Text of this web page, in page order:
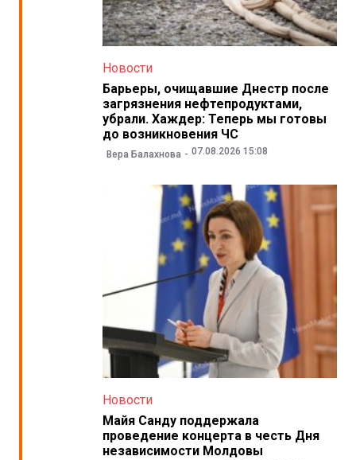
Новости
Барьеры, очищавшие Днестр после
загрязнения нефтепродуктами,
убрали. Хаждер: Теперь мы готовы
до возникновения ЧС
Вера Балахнова 07.08.2026 15:08
Новости
Майя Санду поддержала
проведение концерта в честь Дня
независимости Молдовы